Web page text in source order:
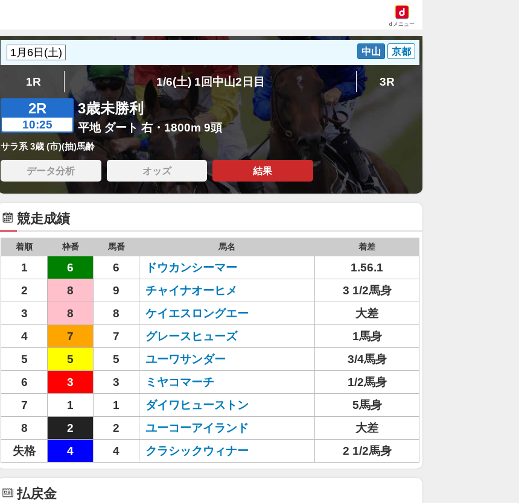
dメニュー
中山 京都
1R 1/6(土) 1回中山2日目 3R
2R
10:25
3歳未勝利
平地 ダート 右・1800m 9頭
サラ系 3歳 (市)(抽)馬齢
データ分析 オッズ 結果
競走成績
着順 枠番 馬番 馬名 着差
1 6 6 ドウカンシーマー
1.56.1
2
8 9 チャイナオーヒメ
3 1/2馬身
3
8 8 ケイエスロングエー
大差
4
7 7 グレースヒューズ
1馬身
5
5 5 ユーワサンダー
3/4馬身
6
3 3 ミヤコマーチ
1/2馬身
7
1 1 ダイワヒューストン
5馬身
8
2 2 ユーコーアイランド
大差
失格
4 4 クラシックウィナー 2 1/2馬身
払戻金